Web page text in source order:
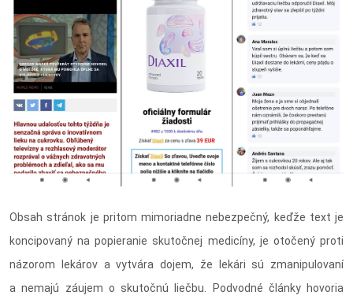
Obsah stránok je pritom mimoriadne nebezpečný, keďže text je
koncipovaný na popieranie skutočnej medicíny, je otočený proti
názorom lekárov a vytvára dojem, že lekári sú zmanipulovaní
a nemajú záujem o skutočnú liečbu. Podvodné články hovoria